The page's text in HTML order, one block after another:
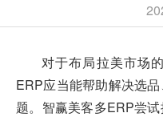
对于布局拉美市场
ERP应当能帮助解决选
题。智赢美客多ERP尝